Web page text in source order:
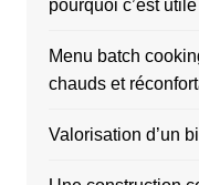
pourquoi c’est utile
Menu batch
chauds et
Valorisation d’un